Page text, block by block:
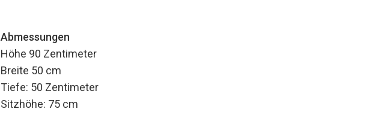
Abmessungen
Höhe 90 Zentimeter
Breite 50 cm
Tiefe: 50 Zentimeter
Sitzhöhe: 75 cm